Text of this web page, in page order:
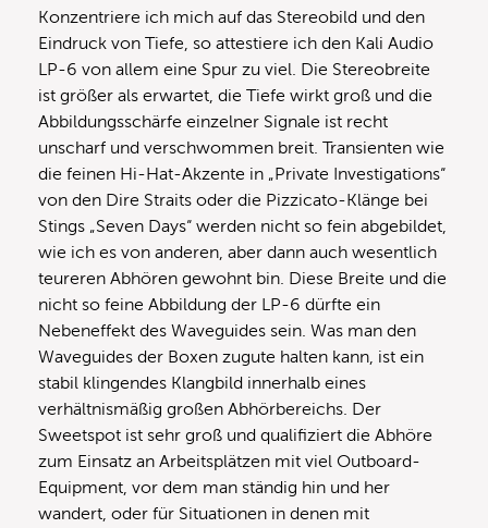
Konzentriere ich mich auf das Stereobild und den
Eindruck von Tiefe, so attestiere ich den Kali Audio
LP-6 von allem eine Spur zu viel. Die Stereobreite
ist größer als erwartet, die Tiefe wirkt groß und die
Abbildungsschärfe einzelner Signale ist recht
unscharf und verschwommen breit. Transienten wie
die feinen Hi-Hat-Akzente in „Private Investigations“
von den Dire Straits oder die Pizzicato-Klänge bei
Stings „Seven Days“ werden nicht so fein abgebildet,
wie ich es von anderen, aber dann auch wesentlich
teureren Abhören gewohnt bin. Diese Breite und die
nicht so feine Abbildung der LP-6 dürfte ein
Nebeneffekt des Waveguides sein. Was man den
Waveguides der Boxen zugute halten kann, ist ein
stabil klingendes Klangbild innerhalb eines
verhältnismäßig großen Abhörbereichs. Der
Sweetspot ist sehr groß und qualifiziert die Abhöre
zum Einsatz an Arbeitsplätzen mit viel Outboard-
Equipment, vor dem man ständig hin und her
wandert, oder für Situationen in denen mit